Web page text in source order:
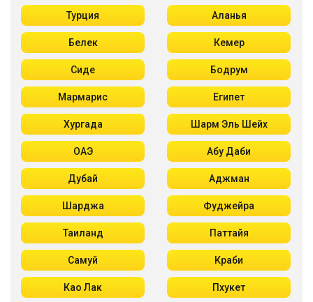
Турция Аланья
Белек Кемер
Сиде Бодрум
Мармарис Египет
Хургада Шарм Эль Шейх
ОАЭ Абу Даби
Дубай Аджман
Шарджа Фуджейра
Таиланд Паттайя
Самуй Краби
Као Лак Пхукет